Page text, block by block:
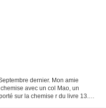
dernier. Mon amie
avec un col Mao, un
sur la chemise r du livre 13.